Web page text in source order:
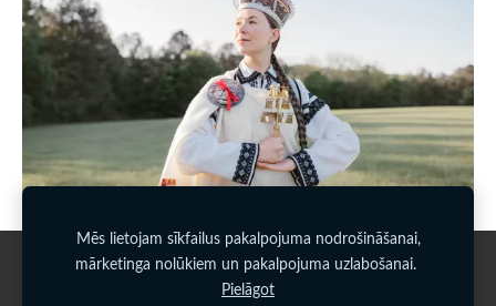
Sīkdatnes
Mēs lietojam sīkfailus pakalpojuma nodrošināšanai,
mārketinga nolūkiem un pakalpojuma uzlabošanai.
Pielāgot